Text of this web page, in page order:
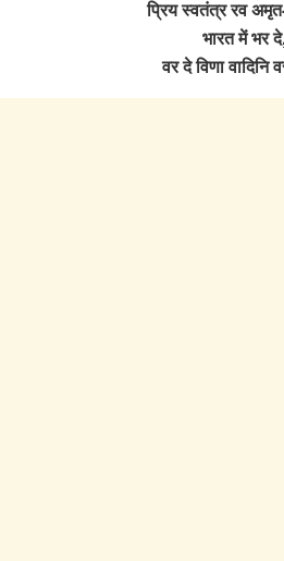
प्रिय स्वतंत्र रव
भारत में भर
वर दे विणा वादिनि